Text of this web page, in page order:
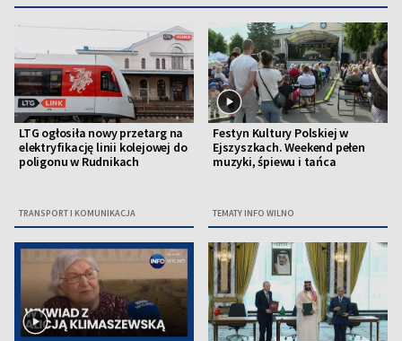
LTG ogłosiła nowy przetarg na
elektryfikację linii kolejowej do
poligonu w Rudnikach
TRANSPORT I KOMUNIKACJA
Festyn Kultury Polskiej w
Ejszyszkach. Weekend pełen
muzyki, śpiewu i tańca
TEMATY INFO WILNO